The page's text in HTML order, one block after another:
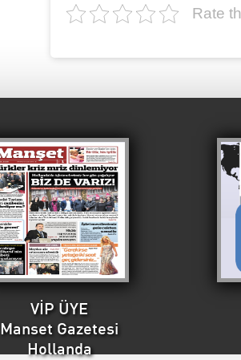
Rate
VİP ÜYE
Manset Gazetesi
Hollanda